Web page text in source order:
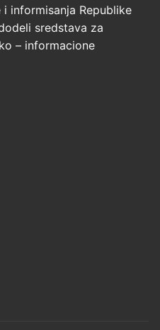
informisanja Republike
sredstava za
– informacione